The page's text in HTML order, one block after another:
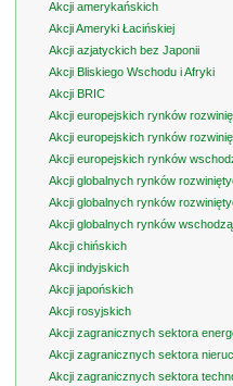
Akcji amerykańskich
Akcji Ameryki Łacińskiej
Akcji azjatyckich bez Japonii
Akcji Bliskiego Wschodu i Afryki
Akcji BRIC
Akcji europejskich rynków
Akcji europejskich rynków
Akcji europejskich rynków
Akcji globalnych rynków
Akcji globalnych rynków
Akcji globalnych rynków
Akcji chińskich
Akcji indyjskich
Akcji japońskich
Akcji rosyjskich
Akcji zagranicznych sektora
Akcji zagranicznych sektora
Akcji zagranicznych sektora